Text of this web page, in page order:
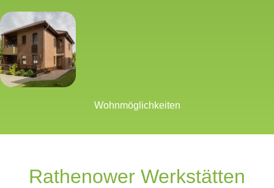
Wohnmöglichkeiten
Rathenower Werkstätten